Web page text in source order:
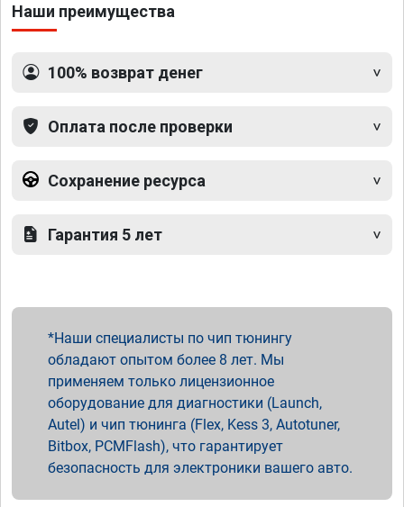
Наши преимущества
100% возврат денег
Оплата после проверки
Сохранение ресурса
Гарантия 5 лет
Наши специалисты по чип тюнингу
обладают опытом более 8 лет. Мы
применяем только лицензионное
оборудование для диагностики (Launch,
Autel) и чип тюнинга (Flex, Kess 3, Autotuner,
Bitbox, PCMFlash), что гарантирует
безопасность для электроники вашего авто.